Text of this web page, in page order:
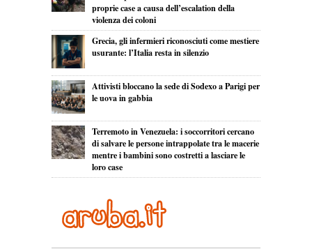
proprie case a causa dell’escalation della
violenza dei coloni
Grecia, gli infermieri riconosciuti come mestiere
usurante: l’Italia resta in silenzio
Attivisti bloccano la sede di Sodexo a Parigi per
le uova in gabbia
Terremoto in Venezuela: i soccorritori cercano
di salvare le persone intrappolate tra le macerie
mentre i bambini sono costretti a lasciare le
loro case